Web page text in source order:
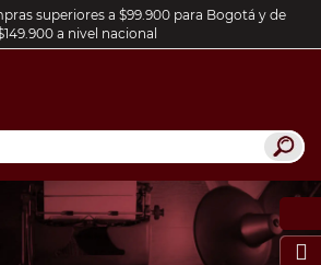
superiores a $99.900 para Bogotá y de
a nivel nacional
